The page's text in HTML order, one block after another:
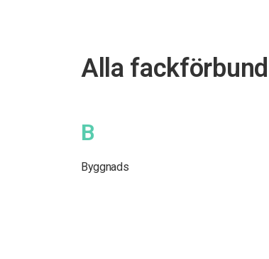
Alla
B
Byggnads